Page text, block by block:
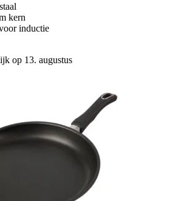
kern
inductie
op 13. augustus